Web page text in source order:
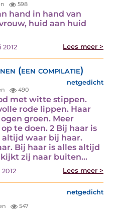
598
hand in hand van
huid aan huid
2012 Lees meer >
(een compilatie)
netgedicht
490
met witte stippen.
rode lippen. Haar
groen. Meer
te doen. 2 Bij haar is
altijd waar bij haar.
Bij haar is alles altijd
kijkt zij naar buiten…
Lees meer >
netgedicht
547